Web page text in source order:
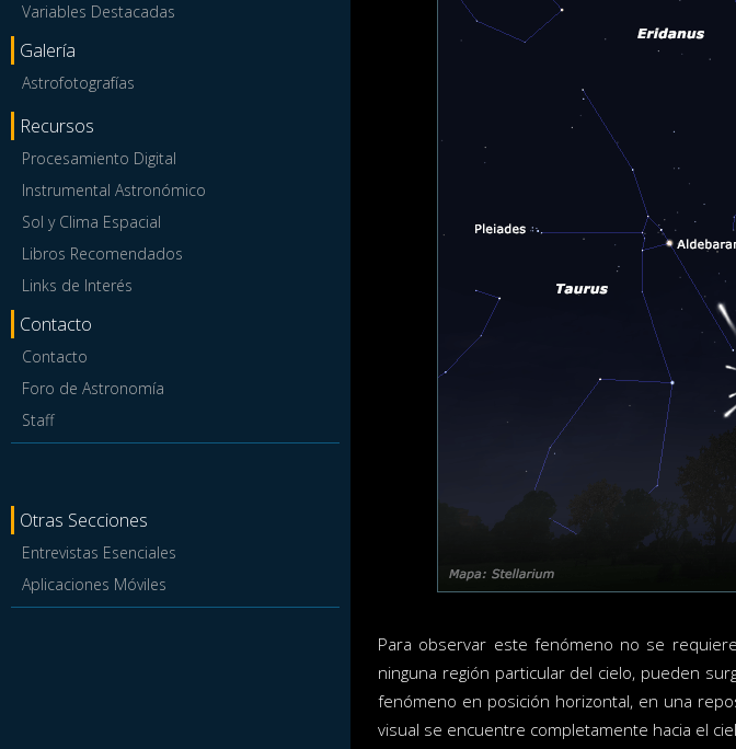
Variables Destacadas
Galería
Astrofotografías
Recursos
Procesamiento Digital
Instrumental Astronómico
Sol y Clima Espacial
Libros Recomendados
Links de Interés
Contacto
Contacto
Foro de Astronomía
Staff
Otras Secciones
Entrevistas Esenciales
Aplicaciones Móviles
Para observar este fenómeno no se
ninguna región particular del cielo, pueden
fenómeno en posición horizontal, en una
visual se encuentre completamente hacia el